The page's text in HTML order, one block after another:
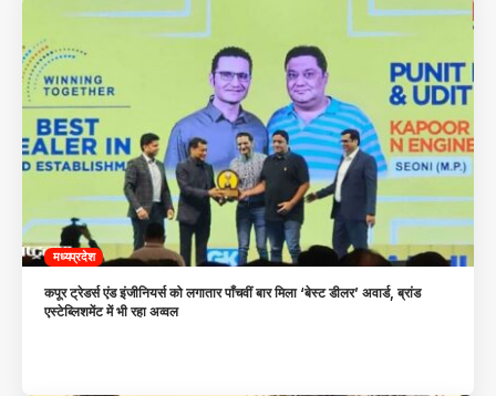
मध्यप्रदेश
कपूर ट्रेडर्स एंड इंजीनियर्स को लगातार पाँचवीं बार मिला ‘बेस्ट डीलर’ अवार्ड, ब्रांड
एस्टेब्लिशमेंट में भी रहा अव्वल